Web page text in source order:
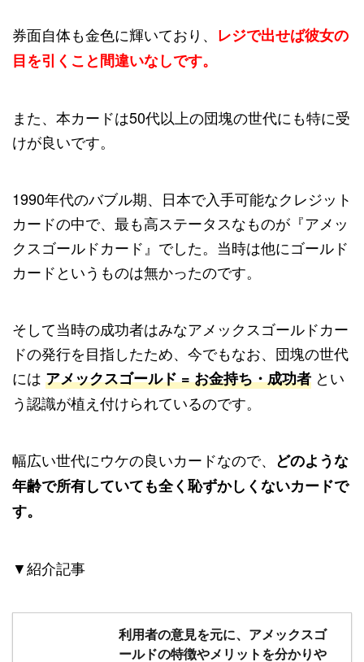
券面自体も金色に輝いており、 レジで出せば彼女の
目を引くこと間違いなしです。
また、本カードは50代以上の団塊の世代にも特に受
けが良いです。
1990年代のバブル期、日本で入手可能なクレジット
カードの中で、最も高ステータスなものが『アメッ
クスゴールドカード』でした。当時は他にゴールド
カードというものは無かったのです。
そして当時の成功者はみなアメックスゴールドカー
ドの発行を目指したため、今でもなお、団塊の世代
には アメックスゴールド = お金持ち・成功者 とい
う認識が植え付けられているのです。
幅広い世代にウケの良いカードなので、 どのような
年齢で所有していても全く恥ずかしくないカードで
す。
▼紹介記事
利用者の意見を元に、アメックスゴ
ールドの特徴やメリットを分かりや